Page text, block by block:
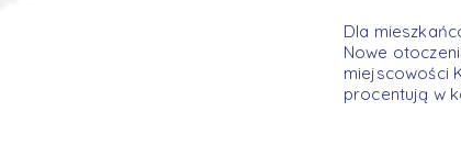
Dla
Nowe
miejscowości
procentują w